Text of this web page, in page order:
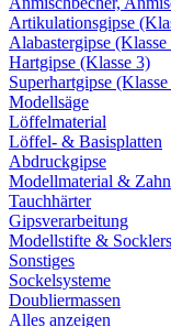
Artikulationsgipse
Alabastergipse (Klasse
Hartgipse (Klasse 3)
Superhartgipse
Modellsäge
Löffelmaterial
Löffel- & Basisplatten
Abdruckgipse
Modellmaterial &
Tauchhärter
Gipsverarbeitung
Modellstifte &
Sonstiges
Sockelsysteme
Doubliermassen
Alles anzeigen